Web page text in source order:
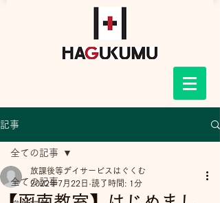
記事
全ての記事
全ての記事
放課後等デイサービスはぐくむ
2022年7月22日 読了時間: 1分